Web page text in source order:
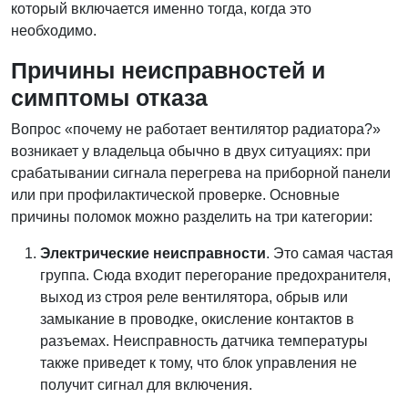
который включается именно тогда, когда это
необходимо.
Причины неисправностей и
симптомы отказа
Вопрос «почему не работает вентилятор радиатора?»
возникает у владельца обычно в двух ситуациях: при
срабатывании сигнала перегрева на приборной панели
или при профилактической проверке. Основные
причины поломок можно разделить на три категории:
Электрические неисправности. Это самая частая
группа. Сюда входит перегорание предохранителя,
выход из строя реле вентилятора, обрыв или
замыкание в проводке, окисление контактов в
разъемах. Неисправность датчика температуры
также приведет к тому, что блок управления не
получит сигнал для включения.